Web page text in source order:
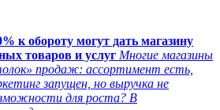
к обороту могут дать магазину
товаров и услуг Многие магазины
продаж: ассортимент есть,
запущен, но выручка не
для роста? В